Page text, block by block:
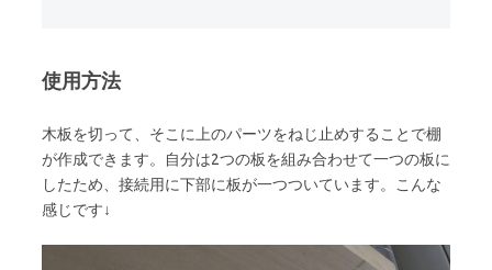
使用方法
木板を切って、そこに上のパーツをねじ止めすることで棚
が作成できます。自分は2つの板を組み合わせて一つの板に
したため、接続用に下部に板が一つついています。こんな
感じです↓